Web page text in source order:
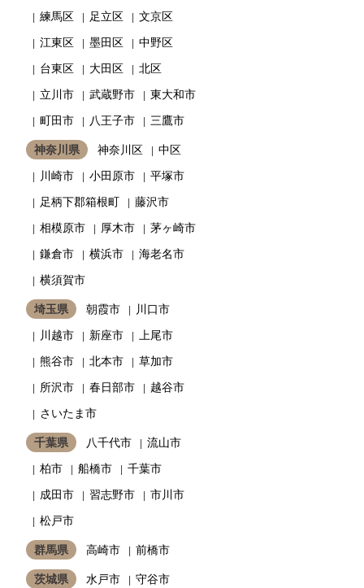
練馬区
足立区
文京区
江東区
墨田区
中野区
台東区
大田区
北区
立川市
武蔵野市
東大和市
町田市
八王子市 三鷹市
神奈川県 神奈川区
中区
川崎市
小田原市
平塚市
足柄下郡箱根町
藤沢市
相模原市
厚木市
茅ヶ崎市
鎌倉市
横浜市
海老名市
横須賀市
埼玉県 朝霞市
川口市
川越市
新座市
上尾市
熊谷市
北本市
草加市
所沢市
春日部市
越谷市
さいたま市
千葉県 八千代市
流山市
柏市
船橋市
千葉市
成田市
習志野市
市川市
松戸市
群馬県 高崎市 前橋市
茨城県 水戸市 守谷市